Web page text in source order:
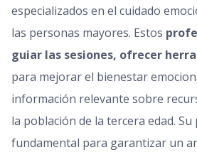
especializados en el cuidado
las personas mayores. Estos
guiar las sesiones, ofrecer
para mejorar el bienestar
información relevante sobre
la población de la tercera edad. Su
fundamental para garantizar un